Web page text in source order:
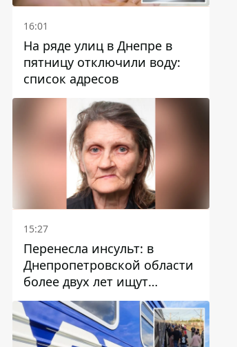
16:01
На ряде улиц в Днепре в
пятницу отключили воду:
список адресов
15:27
Перенесла инсульт: в
Днепропетровской области
более двух лет ищут
пропавшую женщину